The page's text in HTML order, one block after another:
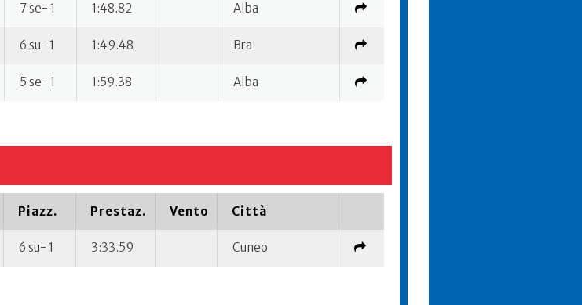
7 se- 1 1:48.82 Alba
6 su- 1 1:49.48 Bra
5 se- 1 1:59.38 Alba
Piazz. Prestaz. Vento Città
6 su- 1 3:33.59 Cuneo